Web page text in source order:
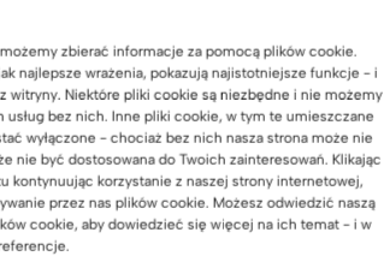
zbierać informacje za pomocą plików cookie.
najlepsze wrażenia, pokazują najistotniejsze funkcje - i
witryny. Niektóre pliki cookie są niezbędne i nie możemy
bez nich. Inne pliki cookie, w tym te umieszczane
wyłączone - chociaż bez nich nasza strona może nie
nie być dostosowana do Twoich zainteresowań. Klikając
kontynuując korzystanie z naszej strony internetowej,
przez nas plików cookie. Możesz odwiedzić naszą
cookie, aby dowiedzieć się więcej na ich temat - i w
zestawu
krzesła 60 cm